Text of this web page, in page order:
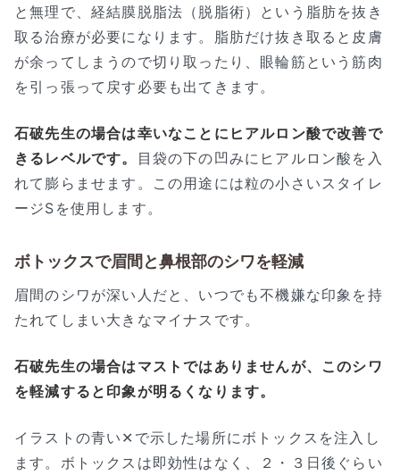
と無理で、経結膜脱脂法（脱脂術）という脂肪を抜き
取る治療が必要になります。脂肪だけ抜き取ると皮膚
が余ってしまうので切り取ったり、眼輪筋という筋肉
を引っ張って戻す必要も出てきます。
石破先生の場合は幸いなことにヒアルロン酸で改善で
きるレベルです。
目袋の下の凹みにヒアルロン酸を入
れて膨らませます。この用途には粒の小さいスタイレ
ージSを使用します。
ボトックスで眉間と鼻根部のシワを軽減
眉間のシワが深い人だと、いつでも不機嫌な印象を持
たれてしまい大きなマイナスです。
石破先生の場合はマストではありませんが、このシワ
を軽減すると印象が明るくなります。
イラストの青い✕で示した場所にボトックスを注入し
ます。ボトックスは即効性はなく、２・３日後ぐらい